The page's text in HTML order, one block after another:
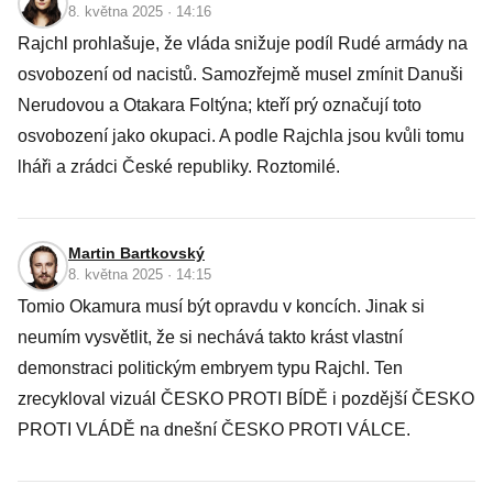
8. května 2025 · 14:16
Rajchl prohlašuje, že vláda snižuje podíl Rudé armády na
osvobození od nacistů. Samozřejmě musel zmínit Danuši
Nerudovou a Otakara Foltýna; kteří prý označují toto
osvobození jako okupaci. A podle Rajchla jsou kvůli tomu
lháři a zrádci České republiky. Roztomilé.
Martin Bartkovský
8. května 2025 · 14:15
Tomio Okamura musí být opravdu v koncích. Jinak si
neumím vysvětlit, že si nechává takto krást vlastní
demonstraci politickým embryem typu Rajchl. Ten
zrecykloval vizuál ČESKO PROTI BÍDĚ i pozdější ČESKO
PROTI VLÁDĚ na dnešní ČESKO PROTI VÁLCE.